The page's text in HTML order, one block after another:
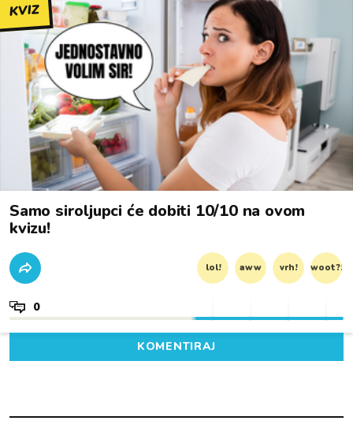
KVIZ
Samo siroljupci će dobiti 10/10 na ovom
kvizu!
lol! aww vrh! woot?!
0
KOMENTIRAJ